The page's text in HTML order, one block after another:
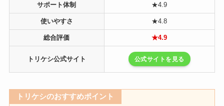
サポート体制 ★4.9
使いやすさ ★4.8
総合評価 ★4.9
トリケシ公式サイト 公式サイトを見る
トリケシのおすすめポイント